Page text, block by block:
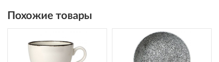
Похожие товары